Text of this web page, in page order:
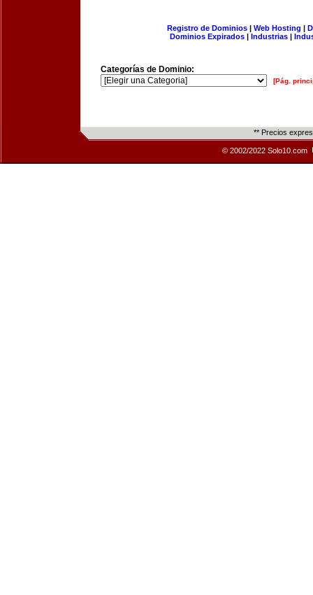
Registro de Dominios| Web Hosting |
Dominios Expirados | Industrias |
Categorías de Dominio:
[Pág.
** Precios
© 2002/2022 Solo10.com